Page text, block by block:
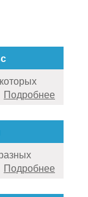
Подробнее
Подробнее